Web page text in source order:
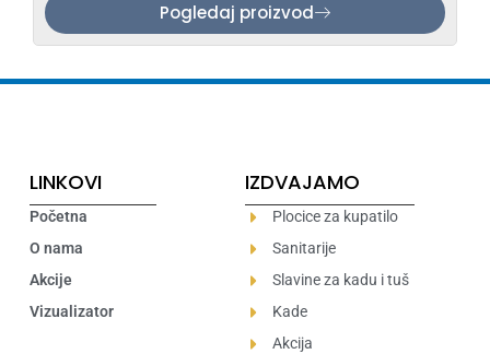
Pogledaj proizvod
LINKOVI
Početna
O nama
Akcije
Vizualizator
IZDVAJAMO
Plocice za kupatilo
Sanitarije
Slavine za kadu i tuš
Kade
Akcija